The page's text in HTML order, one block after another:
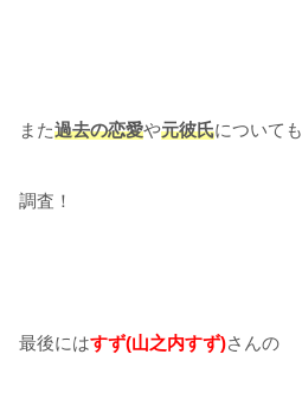
また過去の恋愛や元彼氏についても
調査！
最後にはすず(山之内すず)さんの